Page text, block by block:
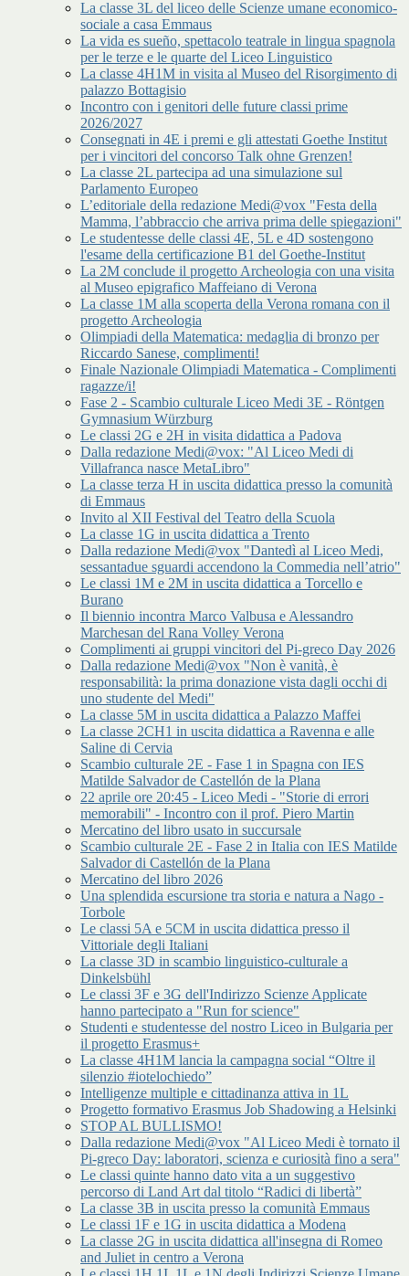
La classe 3L del liceo delle Scienze umane economico-
sociale a casa Emmaus
La vida es sueño, spettacolo teatrale in lingua spagnola
per le terze e le quarte del Liceo Linguistico
La classe 4H1M in visita al Museo del Risorgimento di
palazzo Bottagisio
Incontro con i genitori delle future classi prime
2026/2027
Consegnati in 4E i premi e gli attestati Goethe Institut
per i vincitori del concorso Talk ohne Grenzen!
La classe 2L partecipa ad una simulazione sul
Parlamento Europeo
L’editoriale della redazione Medi@vox "Festa della
Mamma, l’abbraccio che arriva prima delle spiegazioni"
Le studentesse delle classi 4E, 5L e 4D sostengono
l'esame della certificazione B1 del Goethe-Institut
La 2M conclude il progetto Archeologia con una visita
al Museo epigrafico Maffeiano di Verona
La classe 1M alla scoperta della Verona romana con il
progetto Archeologia
Olimpiadi della Matematica: medaglia di bronzo per
Riccardo Sanese, complimenti!
Finale Nazionale Olimpiadi Matematica - Complimenti
ragazze/i!
Fase 2 - Scambio culturale Liceo Medi 3E - Röntgen
Gymnasium Würzburg
Le classi 2G e 2H in visita didattica a Padova
Dalla redazione Medi@vox: "Al Liceo Medi di
Villafranca nasce MetaLibro"
La classe terza H in uscita didattica presso la comunità
di Emmaus
Invito al XII Festival del Teatro della Scuola
La classe 1G in uscita didattica a Trento
Dalla redazione Medi@vox "Dantedì al Liceo Medi,
sessantadue sguardi accendono la Commedia nell’atrio"
Le classi 1M e 2M in uscita didattica a Torcello e
Burano
Il biennio incontra Marco Valbusa e Alessandro
Marchesan del Rana Volley Verona
Complimenti ai gruppi vincitori del Pi-greco Day 2026
Dalla redazione Medi@vox "Non è vanità, è
responsabilità: la prima donazione vista dagli occhi di
uno studente del Medi"
La classe 5M in uscita didattica a Palazzo Maffei
La classe 2CH1 in uscita didattica a Ravenna e alle
Saline di Cervia
Scambio culturale 2E - Fase 1 in Spagna con IES
Matilde Salvador de Castellón de la Plana
22 aprile ore 20:45 - Liceo Medi - "Storie di errori
memorabili" - Incontro con il prof. Piero Martin
Mercatino del libro usato in succursale
Scambio culturale 2E - Fase 2 in Italia con IES Matilde
Salvador di Castellón de la Plana
Mercatino del libro 2026
Una splendida escursione tra storia e natura a Nago -
Torbole
Le classi 5A e 5CM in uscita didattica presso il
Vittoriale degli Italiani
La classe 3D in scambio linguistico-culturale a
Dinkelsbühl
Le classi 3F e 3G dell'Indirizzo Scienze Applicate
hanno partecipato a "Run for science"
Studenti e studentesse del nostro Liceo in Bulgaria per
il progetto Erasmus+
La classe 4H1M lancia la campagna social “Oltre il
silenzio #iotelochiedo”
Intelligenze multiple e cittadinanza attiva in 1L
Progetto formativo Erasmus Job Shadowing a Helsinki
STOP AL BULLISMO!
Dalla redazione Medi@vox "Al Liceo Medi è tornato il
Pi-greco Day: laboratori, scienza e curiosità fino a sera"
Le classi quinte hanno dato vita a un suggestivo
percorso di Land Art dal titolo “Radici di libertà”
La classe 3B in uscita presso la comunità Emmaus
Le classi 1F e 1G in uscita didattica a Modena
La classe 2G in uscita didattica all'insegna di Romeo
and Juliet in centro a Verona